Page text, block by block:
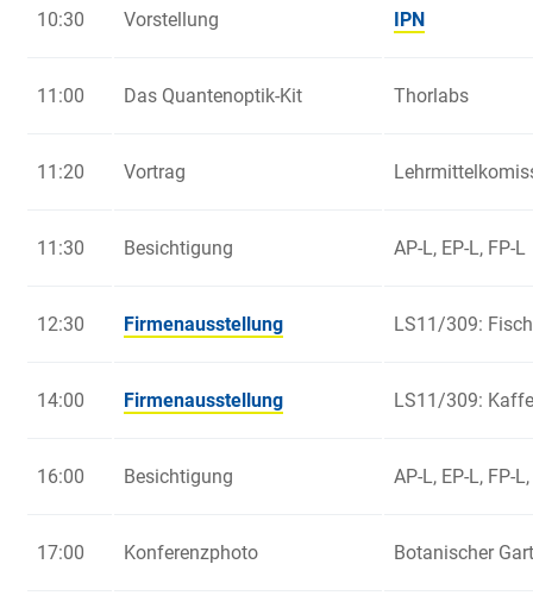
10:30 Vorstellung IPN
11:00 Das Quantenoptik-Kit Thorlabs
11:20 Vortrag
11:30 Besichtigung AP-L, EP-L, FP-L
12:30 Firmenausstellung LS11/309:
14:00 Firmenausstellung LS11/309:
16:00 Besichtigung AP-L, EP-L, FP-
17:00 Konferenzphoto Botanischer